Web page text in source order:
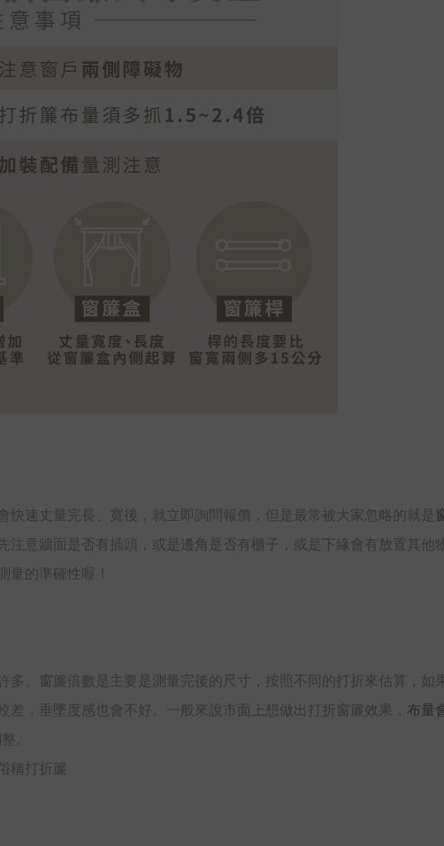
快速丈量完長、寬後，就立即詢問報價，但是最常被大家忽略的就是
注意牆面是否有插頭，或是邊角是否有櫃子，或是下緣會有放置其他
量的準確性喔！
多。窗簾倍數是主要是測量完後的尺寸，按照不同的打折來估算，如
，垂墜度感也會不好。一般來說市面上想做出打折窗簾效果， 布量
。
稱打折簾